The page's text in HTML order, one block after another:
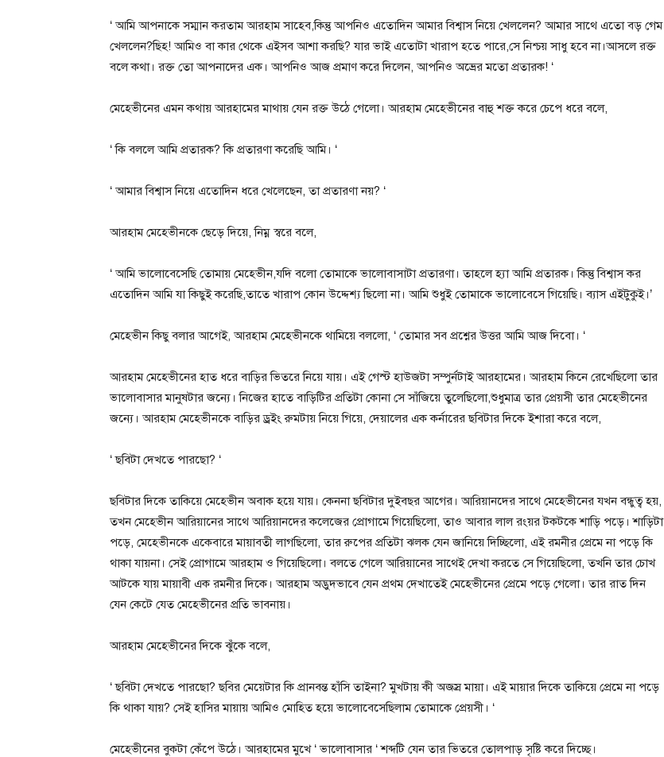
‘ আমি আপনাকে সম্মান করতাম আরহাম সাহেব,কিন্তু আপনিও এতোদিন আমার বিশ্বাস নিয়ে খেললেন? আমার সাথে এতো বড় গেম
খেললেন?ছিহ! আমিও বা কার থেকে এইসব আশা করছি? যার ভাই এতোটা খারাপ হতে পারে,সে নিশ্চয় সাধু হবে না।আসলে রক্ত
বলে কথা। রক্ত তো আপনাদের এক। আপনিও আজ প্রমাণ করে দিলেন, আপনিও অভ্রের মতো প্রতারক! ‘
মেহেভীনের এমন কথায় আরহামের মাথায় যেন রক্ত উঠে গেলো। আরহাম মেহেভীনের বাহু শক্ত করে চেপে ধরে বলে,
‘ কি বললে আমি প্রতারক? কি প্রতারণা করেছি আমি। ‘
‘ আমার বিশ্বাস নিয়ে এতোদিন ধরে খেলেছেন, তা প্রতারণা নয়? ‘
আরহাম মেহেভীনকে ছেড়ে দিয়ে, নিম্ন স্বরে বলে,
‘ আমি ভালোবেসেছি তোমায় মেহেভীন,যদি বলো তোমাকে ভালোবাসাটা প্রতারণা। তাহলে হ্যা আমি প্রতারক। কিন্তু বিশ্বাস কর
এতোদিন আমি যা কিছুই করেছি,তাতে খারাপ কোন উদ্দেশ্য ছিলো না। আমি শুধুই তোমাকে ভালোবেসে গিয়েছি। ব্যাস এইটুকুই।’
মেহেভীন কিছু বলার আগেই, আরহাম মেহেভীনকে থামিয়ে বললো, ‘ তোমার সব প্রশ্নের উত্তর আমি আজ দিবো। ‘
আরহাম মেহেভীনের হাত ধরে বাড়ির ভিতরে নিয়ে যায়। এই গেস্ট হাউজটা সম্পুর্নটাই আরহামের। আরহাম কিনে রেখেছিলো তার
ভালোবাসার মানুষটার জন্যে। নিজের হাতে বাড়িটির প্রতিটা কোনা সে সাঁজিয়ে তুলেছিলো,শুধুমাত্র তার প্রেয়সী তার মেহেভীনের
জন্যে। আরহাম মেহেভীনকে বাড়ির ড্রইং রুমটায় নিয়ে গিয়ে, দেয়ালের এক কর্নারের ছবিটার দিকে ইশারা করে বলে,
‘ ছবিটা দেখতে পারছো? ‘
ছবিটার দিকে তাকিয়ে মেহেভীন অবাক হয়ে যায়। কেননা ছবিটার দুইবছর আগের। আরিয়ানদের সাথে মেহেভীনের যখন বন্ধুত্ব হয়,
তখন মেহেভীন আরিয়ানের সাথে আরিয়ানদের কলেজের প্রোগামে গিয়েছিলো, তাও আবার লাল রংয়র টকটকে শাড়ি পড়ে। শাড়িটা
পড়ে, মেহেভীনকে একেবারে মায়াবতী লাগছিলো, তার রুপের প্রতিটা ঝলক যেন জানিয়ে দিচ্ছিলো, এই রমনীর প্রেমে না পড়ে কি
থাকা যায়না। সেই প্রোগামে আরহাম ও গিয়েছিলো। বলতে গেলে আরিয়ানের সাথেই দেখা করতে সে গিয়েছিলো, তখনি তার চোখ
আটকে যায় মায়াবী এক রমনীর দিকে। আরহাম অদ্ভুদভাবে যেন প্রথম দেখাতেই মেহেভীনের প্রেমে পড়ে গেলো। তার রাত দিন
যেন কেটে যেত মেহেভীনের প্রতি ভাবনায়।
আরহাম মেহেভীনের দিকে ঝুঁকে বলে,
‘ ছবিটা দেখতে পারছো? ছবির মেয়েটার কি প্রানবন্ত হাঁসি তাইনা? মুখটায় কী অজস্র মায়া। এই মায়ার দিকে তাকিয়ে প্রেমে না পড়ে
কি থাকা যায়? সেই হাসির মায়ায় আমিও মোহিত হয়ে ভালোবেসেছিলাম তোমাকে প্রেয়সী। ‘
মেহেভীনের বুকটা কেঁপে উঠে। আরহামের মুখে ‘ ভালোবাসার ‘ শব্দটি যেন তার ভিতরে তোলপাড় সৃষ্টি করে দিচ্ছে।